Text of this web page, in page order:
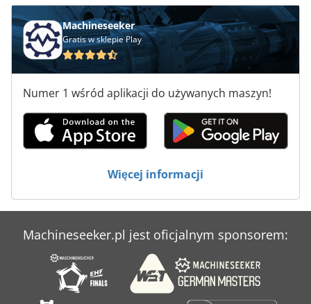
Machineseeker
Gratis w sklepie Play
Numer 1 wśród aplikacji do używanych maszyn!
Więcej informacji
Machineseeker.pl jest oficjalnym sponsorem: